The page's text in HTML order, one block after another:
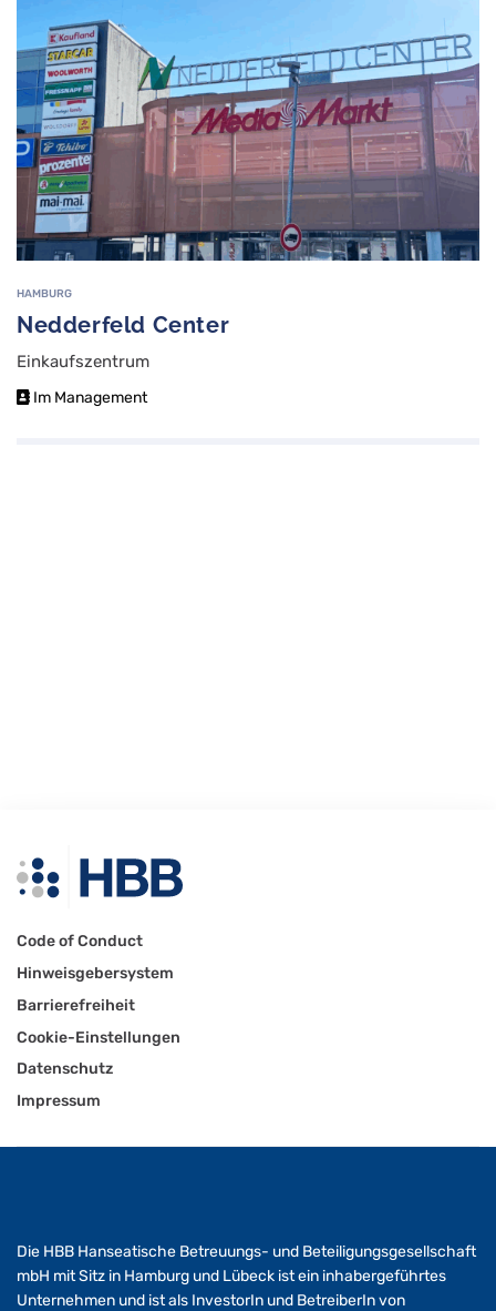
HAMBURG
Nedderfeld Center
Einkaufszentrum
Im Management
Code of Conduct
Hinweisgebersystem
Barrierefreiheit
Cookie-Einstellungen
Datenschutz
Impressum
Die HBB Hanseatische Betreuungs- und Beteiligungsgesellschaft
mbH mit Sitz in Hamburg und Lübeck ist ein inhabergeführtes
Unternehmen und ist als InvestorIn und BetreiberIn von